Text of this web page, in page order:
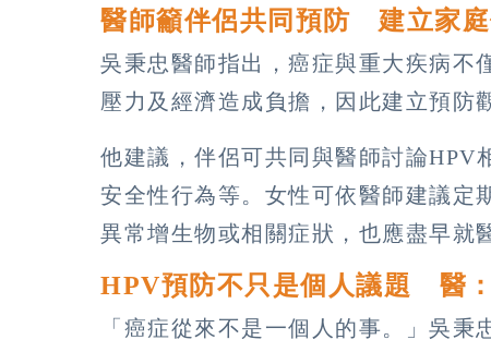
醫師籲伴侶共同預防 建立家
吳秉忠醫師指出，癌症與重大疾病不
壓力及經濟造成負擔，因此建立預防
他建議，伴侶可共同與醫師討論HPV
安全性行為等。女性可依醫師建議定
異常增生物或相關症狀，也應盡早就
HPV預防不只是個人議題 醫
「癌症從來不是一個人的事。」吳